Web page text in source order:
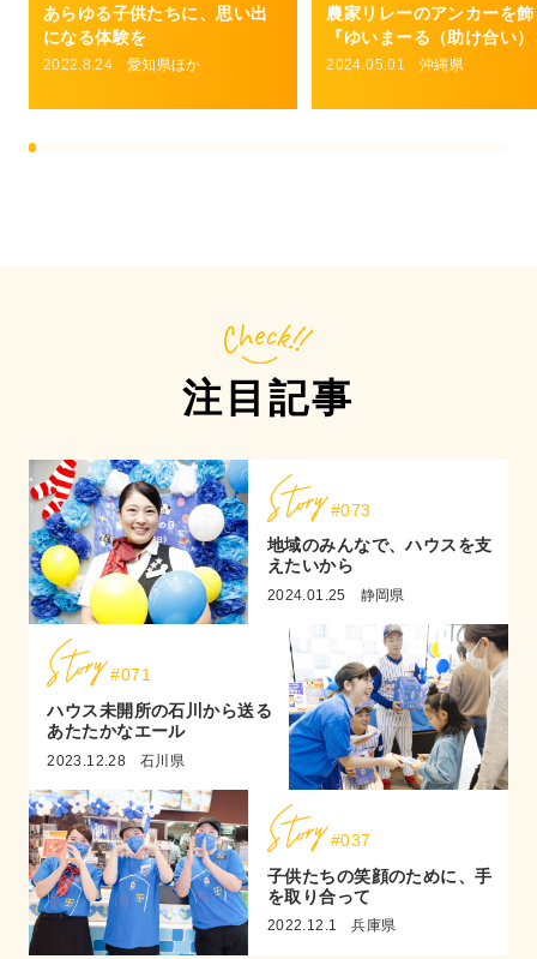
あらゆる子供たちに、思い出
になる体験を
2022.8.24 愛知県ほか
農家リレーのアンカーを
『ゆいまーる（助け合い
精神。冬のレタスは島人
2024.05.01 沖縄県
注目記事
#073
地域のみんなで、ハウスを支
えたいから
2024.01.25 静岡県
#071
ハウス未開所の石川から送る
あたたかなエール
2023.12.28 石川県
#037
子供たちの笑顔のために、手
を取り合って
2022.12.1 兵庫県